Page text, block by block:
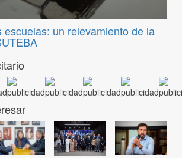
escuelas: un relevamiento de la